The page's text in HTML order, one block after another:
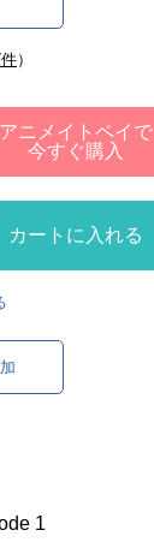
）
アニメイトペイで
今すぐ購入
カートに入れる
1